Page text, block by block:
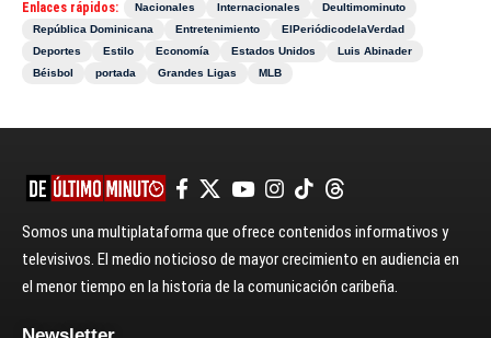
Enlaces rápidos: Nacionales Internacionales
Deultimominuto
República Dominicana
Entretenimiento
ElPeriódicodelaVerdad
Deportes
Estilo Economía Estados Unidos
Luis Abinader
Béisbol
portada Grandes Ligas MLB
Somos una multiplataforma que ofrece contenidos informativos y
televisivos. El medio noticioso de mayor crecimiento en audiencia en
el menor tiempo en la historia de la comunicación caribeña.